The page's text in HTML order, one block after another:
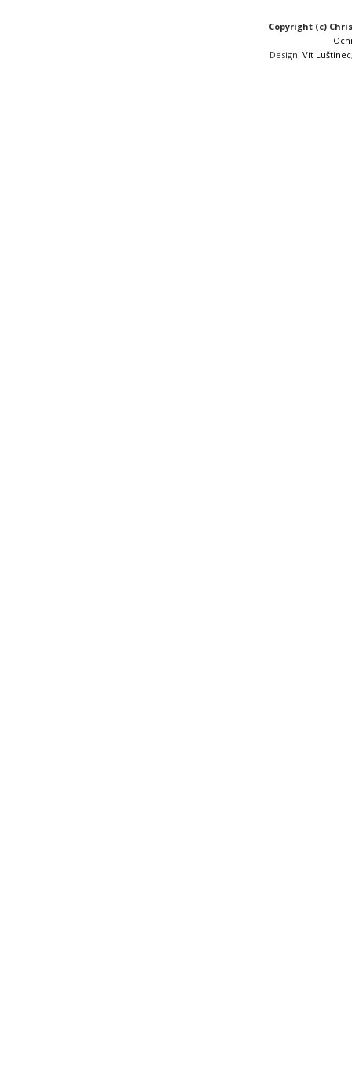
Copyright (c)
Design:Vít Luštinec